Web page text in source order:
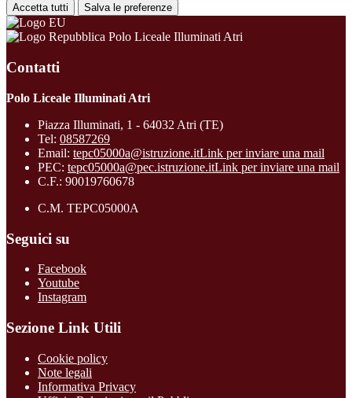
Accetta tutti Salva le preferenze
Polo Liceale Illuminati Atri
Contatti
Polo Liceale Illuminati Atri
Piazza Illuminati, 1 - 64032 Atri (TE)
Tel: 08587269
Email: tepc05000a@istruzione.itLink per inviare una mail
PEC: tepc05000a@pec.istruzione.itLink per inviare una mail
C.F.: 90019760678
C.M. TEPC05000A
Seguici su
Facebook
Youtube
Instagram
Sezione Link Utili
Cookie policy
Note legali
Informativa Privacy